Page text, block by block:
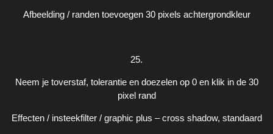
Afbeelding / randen toevoegen 30 pixels achtergrondkleur
25.
Neem je toverstaf, tolerantie en doezelen op 0 en klik in de 30
pixel rand
Effecten / insteekfilter / graphic plus – cross shadow, standaard